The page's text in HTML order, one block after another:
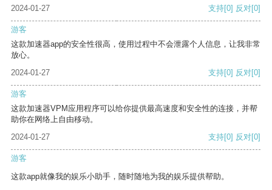
2024-01-27
支持[0] 反对[0]
游客
这款加速器app的安全性很高，使用过程中不会泄露个人信息，让我非常
放心。
2024-01-27
支持[0] 反对[0]
游客
这款加速器VPM应用程序可以给你提供最高速度和安全性的连接，并帮
助你在网络上自由移动。
2024-01-27
支持[0] 反对[0]
游客
这款app就像我的娱乐小助手，随时随地为我的娱乐提供帮助。